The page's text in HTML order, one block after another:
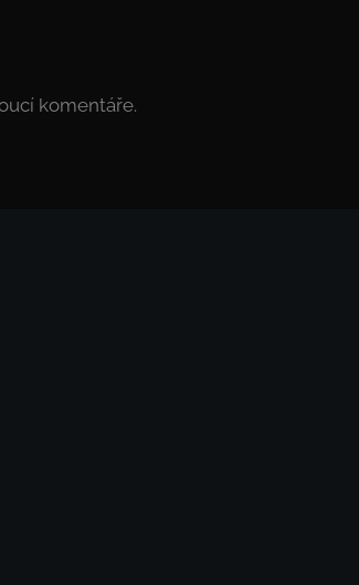
komentáře.